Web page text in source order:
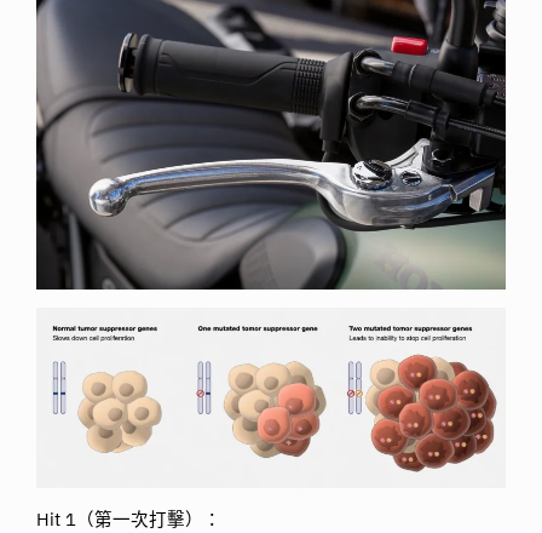
Hit 1（第一次打擊）：